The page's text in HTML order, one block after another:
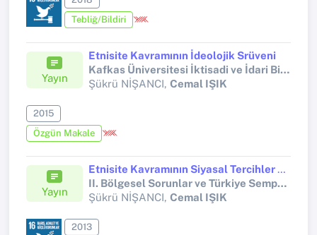
Tebliğ/Bildiri
Yayın
Etnisite Kavramının İdeolojik Srüveni
Kafkas Üniversitesi İktisadi ve İdari Bilimler Dergisi
Şükrü NİŞANCI, Cemal IŞIK
2015
Özgün Makale
Yayın
Etnisite Kavramının Siyasal Tercihler Üzerine Etkisi: Kars İli Kağızman İlçesi Üzerine Bir Çalışma
II. Bölgesel Sorunlar ve Türkiye Sempozyumu
Şükrü NİŞANCI, Cemal IŞIK
2013